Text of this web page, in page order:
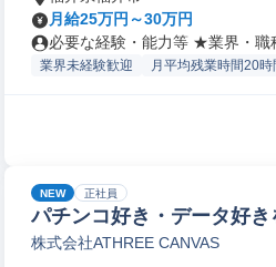
月給25万円～30万円
必要な経験・能力等 ★業界・職
業界未経験歓迎 月平均残業時間20時
NEW 正社員
パチンコ好き・データ好
株式会社ATHREE CANVAS